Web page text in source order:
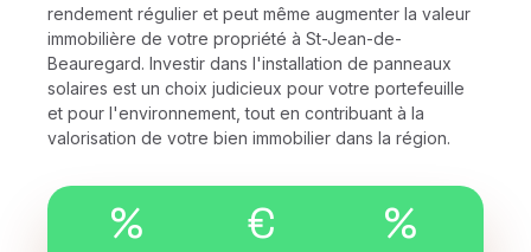
rendement régulier et peut même augmenter la valeur
immobilière de votre propriété à St-Jean-de-
Beauregard. Investir dans l'installation de panneaux
solaires est un choix judicieux pour votre portefeuille
et pour l'environnement, tout en contribuant à la
valorisation de votre bien immobilier dans la région.
% € %